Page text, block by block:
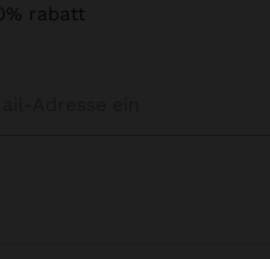
rabatt